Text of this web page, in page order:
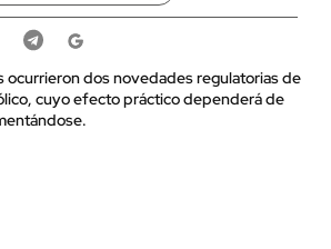
ocurrieron dos novedades regulatorias de
cuyo efecto práctico dependerá de